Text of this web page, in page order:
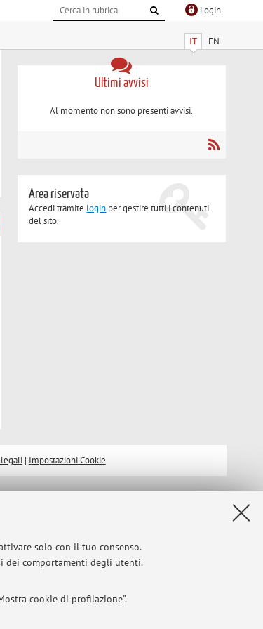
solo con il tuo consenso.
dei comportamenti degli utenti.
cookie di profilazione".
Login
IT EN
Ultimi avvisi
Al momento non sono presenti avvisi.
Area riservata
Accedi tramite login per gestire tutti i contenuti
del sito.
| Impostazioni Cookie